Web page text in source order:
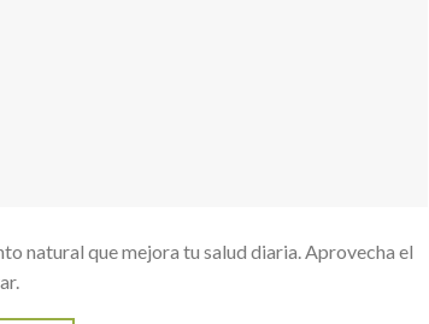
natural que mejora tu salud diaria. Aprovecha el